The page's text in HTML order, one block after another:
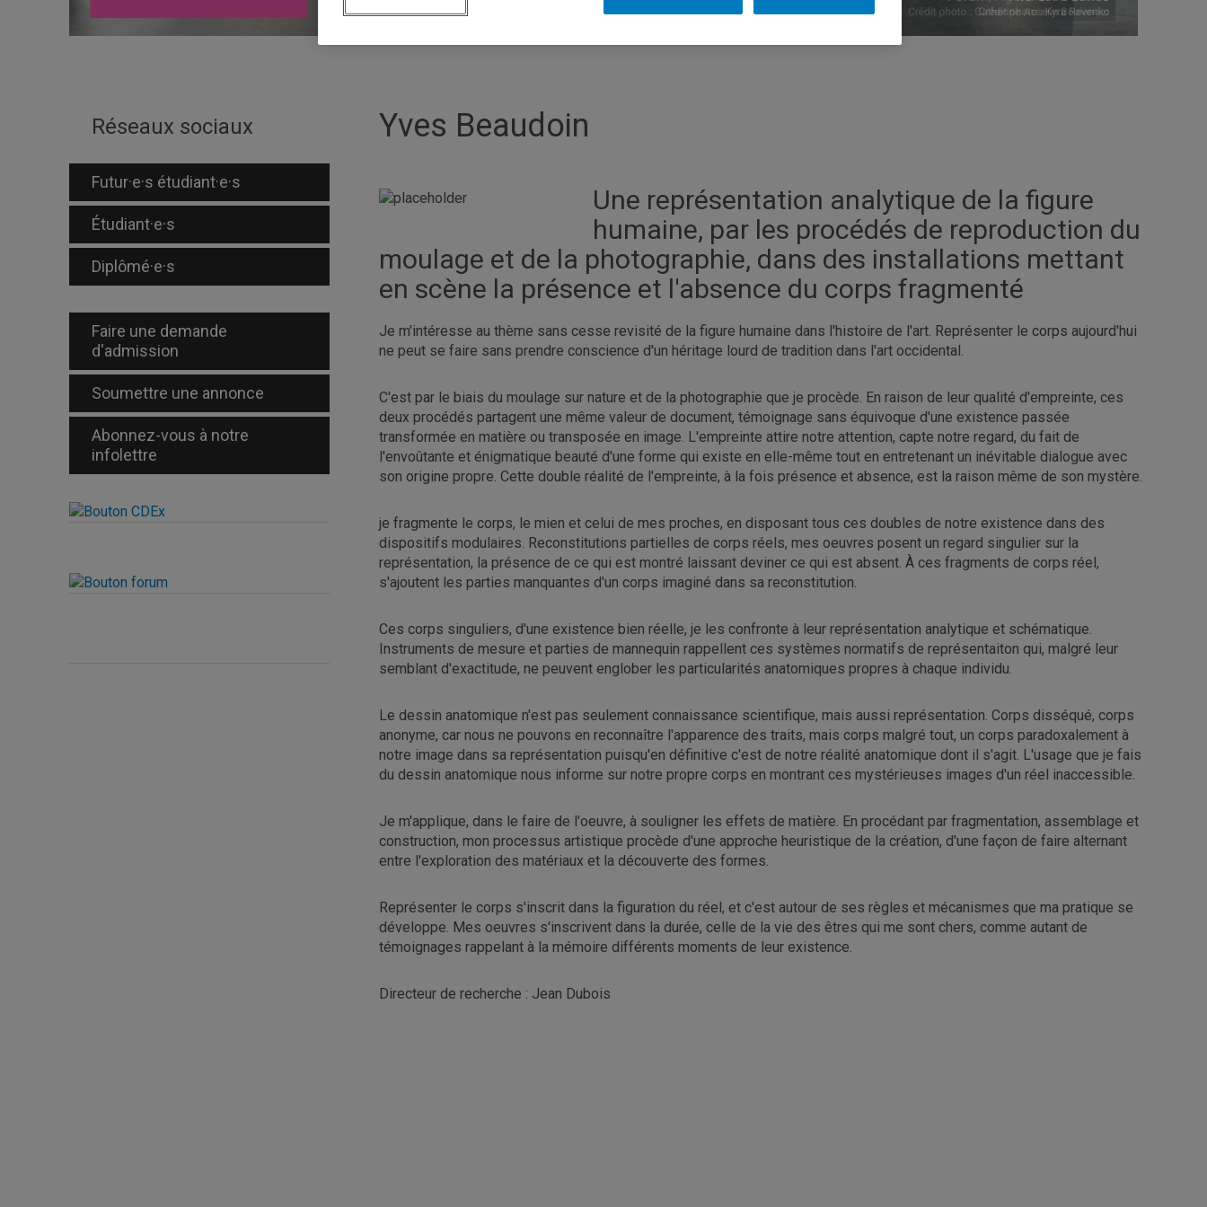
Réseaux sociaux
Futur·e·s étudiant·e·s
Étudiant·e·s
Diplômé·e·s
Faire une demande
d'admission
Soumettre une annonce
Abonnez-vous à notre
infolettre
Yves Beaudoin
Une représentation analytique de la figure
humaine, par les procédés de reproduction du
moulage et de la photographie, dans des installations mettant
en scène la présence et l'absence du corps fragmenté
Je m'intéresse au thème sans cesse revisité de la figure humaine dans l'histoire de l'art. Représenter le corps aujourd'hui
ne peut se faire sans prendre conscience d'un héritage lourd de tradition dans l'art occidental.
C'est par le biais du moulage sur nature et de la photographie que je procède. En raison de leur qualité d'empreinte, ces
deux procédés partagent une même valeur de document, témoignage sans équivoque d'une existence passée
transformée en matière ou transposée en image. L'empreinte attire notre attention, capte notre regard, du fait de
l'envoûtante et énigmatique beauté d'une forme qui existe en elle-même tout en entretenant un inévitable dialogue avec
son origine propre. Cette double réalité de l'empreinte, à la fois présence et absence, est la raison même de son mystère.
je fragmente le corps, le mien et celui de mes proches, en disposant tous ces doubles de notre existence dans des
dispositifs modulaires. Reconstitutions partielles de corps réels, mes oeuvres posent un regard singulier sur la
représentation, la présence de ce qui est montré laissant deviner ce qui est absent. À ces fragments de corps réel,
s'ajoutent les parties manquantes d'un corps imaginé dans sa reconstitution.
Ces corps singuliers, d'une existence bien réelle, je les confronte à leur représentation analytique et schématique.
Instruments de mesure et parties de mannequin rappellent ces systèmes normatifs de représentaiton qui, malgré leur
semblant d'exactitude, ne peuvent englober les particularités anatomiques propres à chaque individu.
Le dessin anatomique n'est pas seulement connaissance scientifique, mais aussi représentation. Corps disséqué, corps
anonyme, car nous ne pouvons en reconnaître l'apparence des traits, mais corps malgré tout, un corps paradoxalement à
notre image dans sa représentation puisqu'en définitive c'est de notre réalité anatomique dont il s'agit. L'usage que je fais
du dessin anatomique nous informe sur notre propre corps en montrant ces mystérieuses images d'un réel inaccessible.
Je m'applique, dans le faire de l'oeuvre, à souligner les effets de matière. En procédant par fragmentation, assemblage et
construction, mon processus artistique procède d'une approche heuristique de la création, d'une façon de faire alternant
entre l'exploration des matériaux et la découverte des formes.
Représenter le corps s'inscrit dans la figuration du réel, et c'est autour de ses règles et mécanismes que ma pratique se
développe. Mes oeuvres s'inscrivent dans la durée, celle de la vie des êtres qui me sont chers, comme autant de
témoignages rappelant à la mémoire différents moments de leur existence.
Directeur de recherche : Jean Dubois